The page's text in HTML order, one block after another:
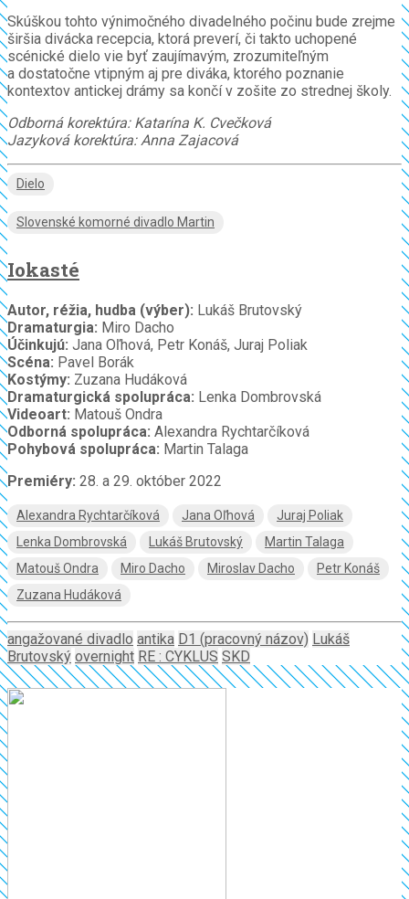
Skúškou tohto výnimočného divadelného počinu bude zrejme
širšia divácka recepcia, ktorá preverí, či takto uchopené
scénické dielo vie byť zaujímavým, zrozumiteľným
a dostatočne vtipným aj pre diváka, ktorého poznanie
kontextov antickej drámy sa končí v zošite zo strednej školy.
Odborná korektúra: Katarína K. Cvečková
Jazyková korektúra: Anna Zajacová
Dielo
Slovenské komorné divadlo Martin
Iokasté
Autor, réžia, hudba (výber): Lukáš Brutovský
Dramaturgia: Miro Dacho
Účinkujú: Jana Oľhová, Petr Konáš, Juraj Poliak
Scéna: Pavel Borák
Kostýmy: Zuzana Hudáková
Dramaturgická spolupráca: Lenka Dombrovská
Videoart: Matouš Ondra
Odborná spolupráca: Alexandra Rychtarčíková
Pohybová spolupráca: Martin Talaga
Premiéry: 28. a 29. október 2022
Alexandra Rychtarčíková Jana Oľhová
Juraj Poliak
Lenka Dombrovská
Lukáš Brutovský
Martin Talaga
Matouš Ondra
Miro Dacho Miroslav Dacho
Petr Konáš
Zuzana Hudáková
angažované divadlo antika D1 (pracovný názov) Lukáš
Brutovský overnight RE : CYKLUS SKD